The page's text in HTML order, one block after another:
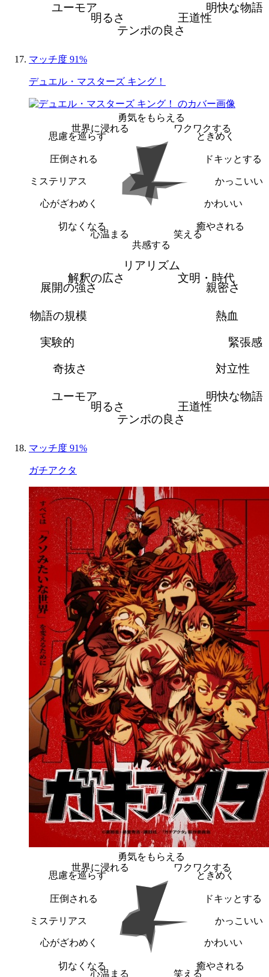
明快な物語
王道性
テンポの良さ
明るさ
ユーモア
マッチ度 91%
デュエル・マスターズ キング！
勇気をもらえる
ワクワクする
ときめく
ドキッとする
かっこいい
かわいい
癒やされる
笑える
共感する
心温まる
切なくなる
心がざわめく
ミステリアス
圧倒される
思慮を巡らす
世界に浸れる
リアリズム
文明・時代
親密さ
熱血
緊張感
対立性
明快な物語
王道性
テンポの良さ
明るさ
ユーモア
奇抜さ
実験的
物語の規模
展開の強さ
解釈の広さ
マッチ度 91%
ガチアクタ
勇気をもらえる
ワクワクする
ときめく
ドキッとする
かっこいい
かわいい
癒やされる
笑える
心温まる
切なくなる
心がざわめく
ミステリアス
圧倒される
思慮を巡らす
世界に浸れる